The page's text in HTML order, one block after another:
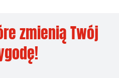
zmienią Twój